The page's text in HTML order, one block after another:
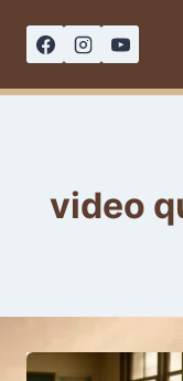
video